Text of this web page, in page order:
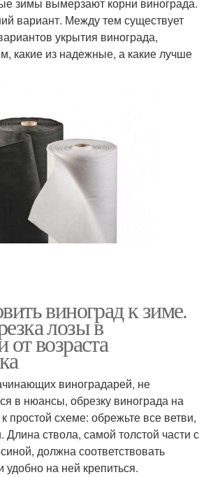
зимы вымерзают корни винограда.
вариант. Между тем существует
укрытия винограда,
какие из надежные, а какие лучше
виноград к зиме.
лозы в
от возраста
виноградарей, не
в нюансы, обрезку винограда на
простой схеме: обрежьте все ветви,
Длина ствола, самой толстой части с
должна соответствовать
на ней крепиться.